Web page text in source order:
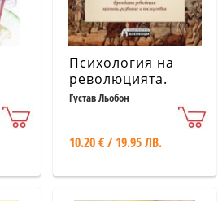
Психология на
революцията.
Френската
развитие,
Густав Льобон
10.20 € / 19.95 ЛВ.